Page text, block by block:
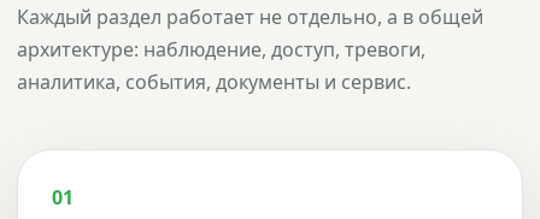
Каждый раздел работает не отдельно, а в общей
архитектуре: наблюдение, доступ, тревоги,
аналитика, события, документы и сервис.
01